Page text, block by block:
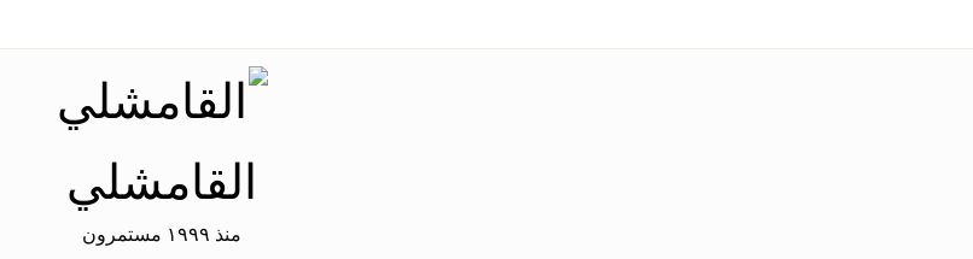
القامشلي
منذ ١٩٩٩ مستمرون